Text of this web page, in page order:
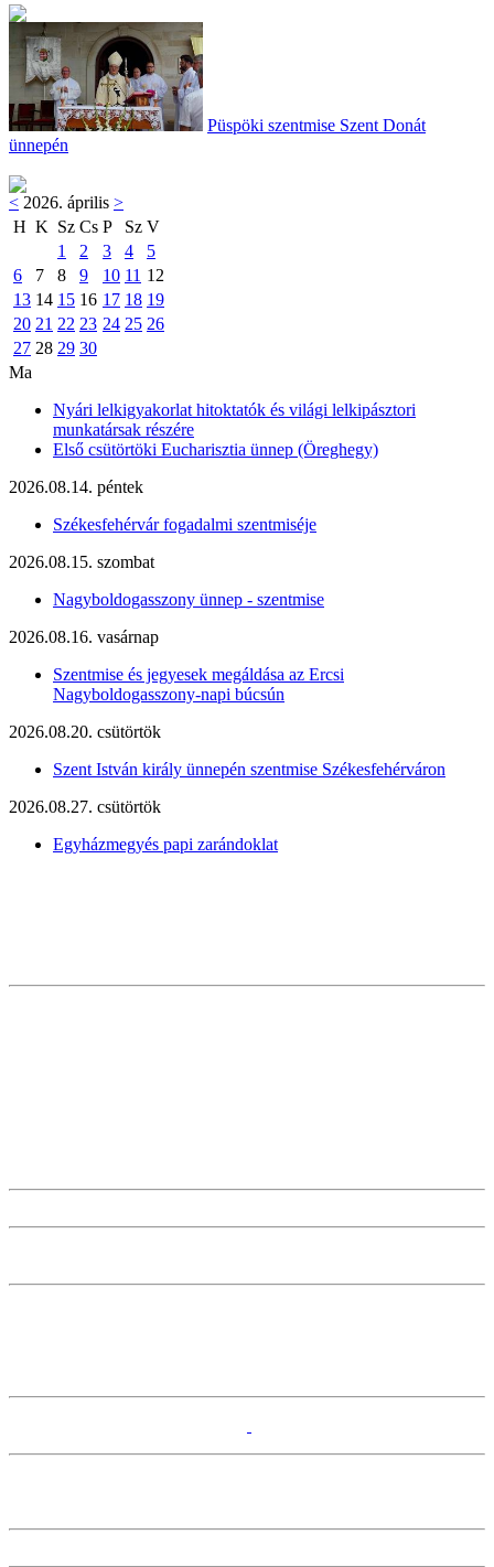
Püspöki szentmise Szent Donát
ünnepén
< 2026. április >
H K Sz Cs P Sz V
1
2 3 4
5
6
7 8 9 10 11 12
13 14 15 16 17 18 19
20 21 22 23 24 25 26
27 28 29 30
Ma
Nyári lelkigyakorlat hitoktatók és világi lelkipásztori
munkatársak részére
Első csütörtöki Eucharisztia ünnep (Öreghegy)
2026.08.14. péntek
Székesfehérvár fogadalmi szentmiséje
2026.08.15. szombat
Nagyboldogasszony ünnep - szentmise
2026.08.16. vasárnap
Szentmise és jegyesek megáldása az Ercsi
Nagyboldogasszony-napi búcsún
2026.08.20. csütörtök
Szent István király ünnepén szentmise Székesfehérváron
2026.08.27. csütörtök
Egyházmegyés papi zarándoklat